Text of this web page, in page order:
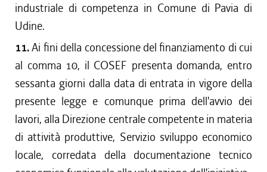
industriale di competenza in Comune di Pavia di
Udine.
11.Ai fini della concessione del finanziamento di cui
al comma 10, il COSEF presenta domanda, entro
sessanta giorni dalla data di entrata in vigore della
presente legge e comunque prima dell'avvio dei
lavori, alla Direzione centrale competente in materia
di attività produttive, Servizio sviluppo economico
locale, corredata della documentazione tecnico